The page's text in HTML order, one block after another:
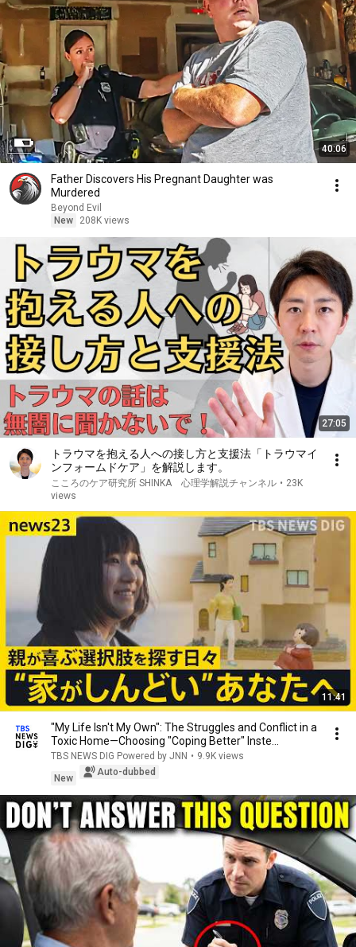
40:06
Father Discovers His Pregnant Daughter was
Murdered
Beyond Evil
New
208K views
27:05
トラウマを抱える人への接し方と支援法「トラウマイ
ンフォームドケア」を解説します。
こころのケア研究所 SHINKA 心理学解説チャンネル • 23K
views
11:41
"My Life Isn't My Own": The Struggles and Conflict in a
Toxic Home—Choosing "Coping Better" Inste...
TBS NEWS DIG Powered by JNN • 9.9K views
New
Auto-dubbed